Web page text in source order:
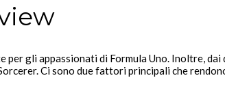
gli appassionati di Formula Uno. Inoltre,
Ci sono due fattori principali che